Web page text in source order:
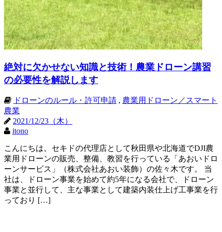
絶対に欠かせない知識と技術！農業ドローン講習
の必要性を解説します
ドローンのルール・許可申請 , 農業用ドローン／スマート
農業
2021/12/23（木）
itono
こんにちは。セキドの代理店として秋田県や北海道でDJI農
業用ドローンの販売、整備、教習を行っている「あおいドロ
ーンサービス」（株式会社あおい装飾）の佐々木です。 当
社は、ドローン事業を始めて約5年になる会社で、ドローン
事業と並行して、主な事業として建築内装仕上げ工事業を行
っており […]